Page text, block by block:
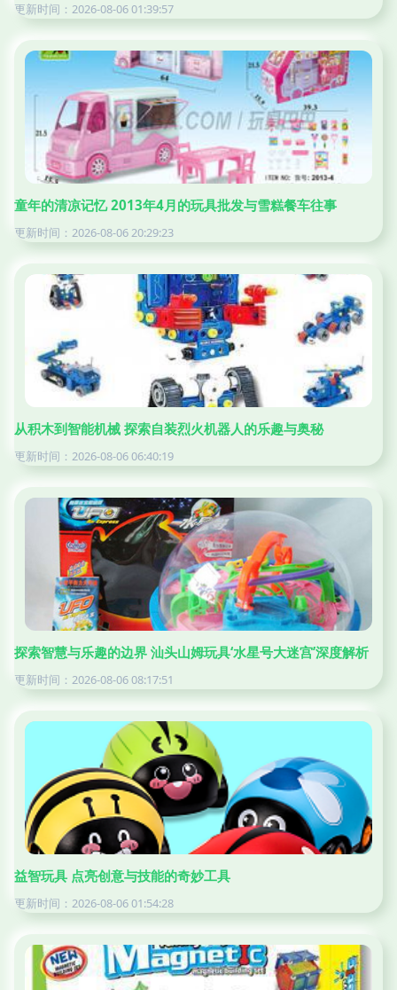
更新时间：2026-08-06 01:39:57
童年的清凉记忆 2013年4月的玩具批发与雪糕餐车往事
更新时间：2026-08-06 20:29:23
从积木到智能机械 探索自装烈火机器人的乐趣与奥秘
更新时间：2026-08-06 06:40:19
探索智慧与乐趣的边界 汕头山姆玩具‘水星号大迷宫’深度解析
更新时间：2026-08-06 08:17:51
益智玩具 点亮创意与技能的奇妙工具
更新时间：2026-08-06 01:54:28